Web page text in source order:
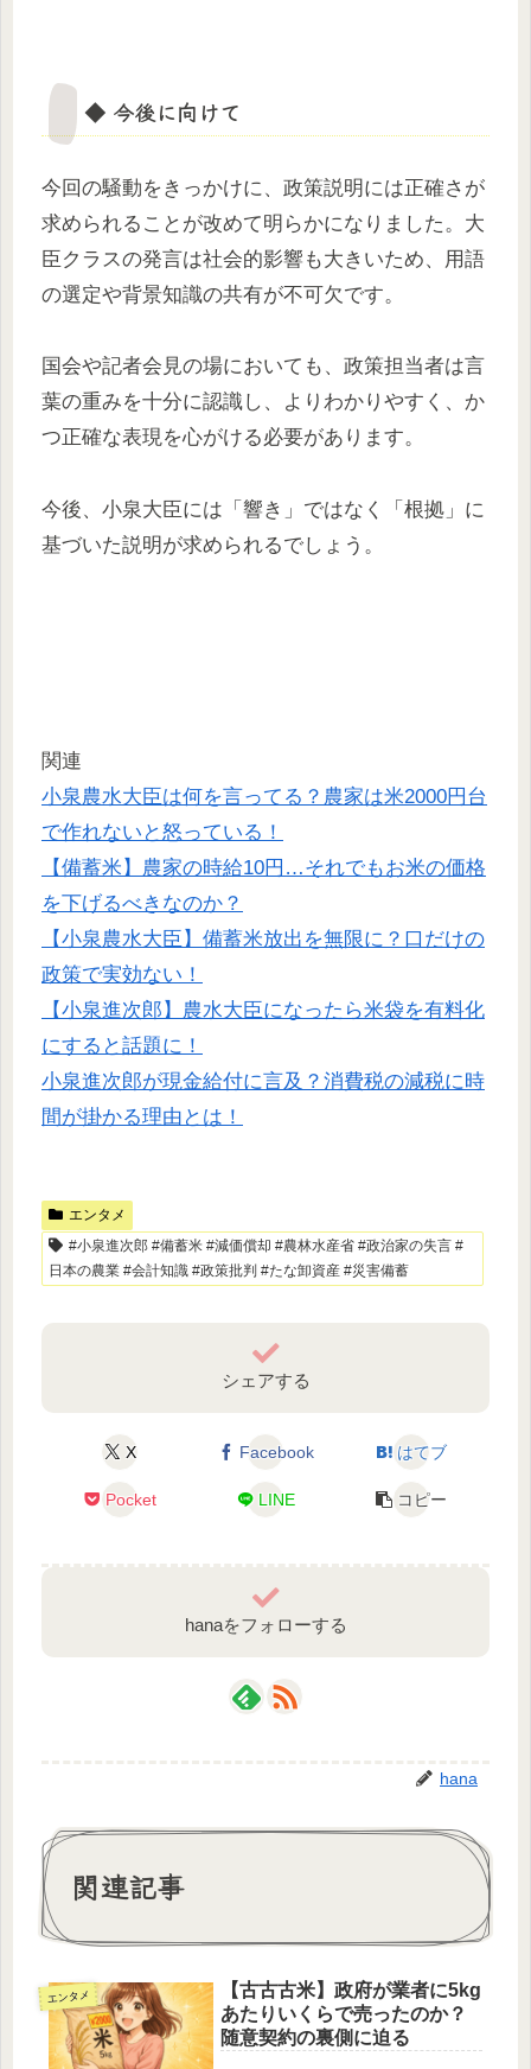
◆ 今後に向けて
今回の騒動をきっかけに、政策説明には正確さが
求められることが改めて明らかになりました。大
臣クラスの発言は社会的影響も大きいため、用語
の選定や背景知識の共有が不可欠です。
国会や記者会見の場においても、政策担当者は言
葉の重みを十分に認識し、よりわかりやすく、か
つ正確な表現を心がける必要があります。
今後、小泉大臣には「響き」ではなく「根拠」に
基づいた説明が求められるでしょう。
関連
小泉農水大臣は何を言ってる？農家は米2000円台
で作れないと怒っている！
【備蓄米】農家の時給10円…それでもお米の価格
を下げるべきなのか？
【小泉農水大臣】備蓄米放出を無限に？口だけの
政策で実効ない！
【小泉進次郎】農水大臣になったら米袋を有料化
にすると話題に！
小泉進次郎が現金給付に言及？消費税の減税に時
間が掛かる理由とは！
エンタメ
#小泉進次郎 #備蓄米 #減価償却 #農林水産省 #政治家の失言 #
日本の農業 #会計知識 #政策批判 #たな卸資産 #災害備蓄
シェアする
X Facebook はてブ
Pocket LINE コピー
hanaをフォローする
hana
関連記事
エンタメ
【古古古米】政府が業者に5kg
あたりいくらで売ったのか？
随意契約の裏側に迫る